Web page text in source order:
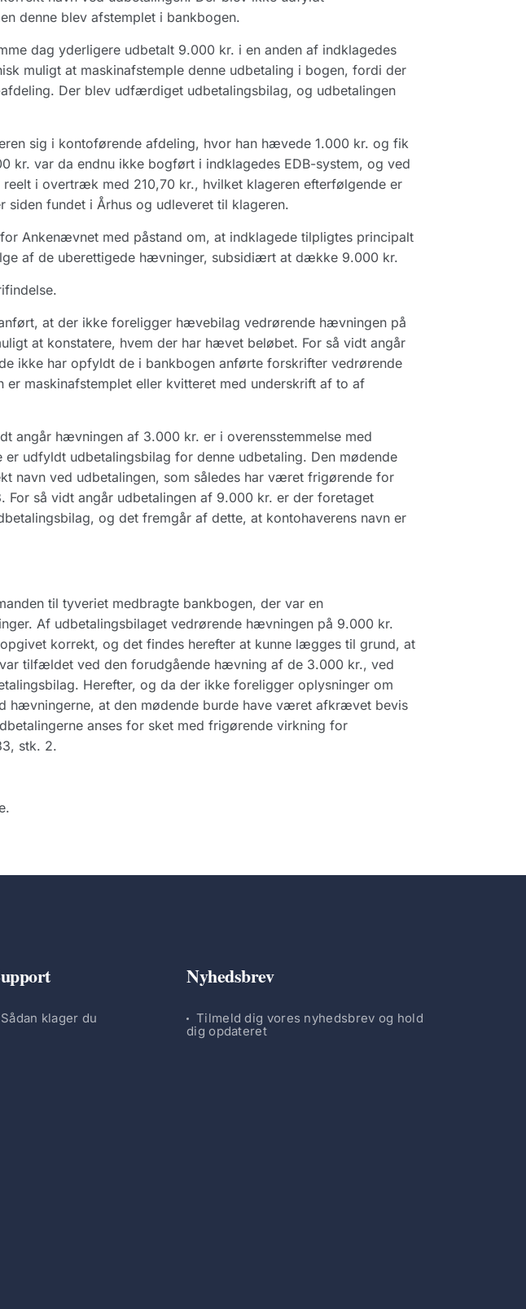
denne blev afstemplet i bankbogen.
dag yderligere udbetalt 9.000 kr. i en anden af indklagedes
muligt at maskinafstemple denne udbetaling i bogen, fordi der
Der blev udfærdiget udbetalingsbilag, og udbetalingen
sig i kontoførende afdeling, hvor han hævede 1.000 kr. og fik
kr. var da endnu ikke bogført i indklagedes EDB-system, og ved
i overtræk med 210,70 kr., hvilket klageren efterfølgende er
fundet i Århus og udleveret til klageren.
Ankenævnet med påstand om, at indklagede tilpligtes principalt
af de uberettigede hævninger, subsidiært at dække 9.000 kr.
at der ikke foreligger hævebilag vedrørende hævningen på
at konstatere, hvem der har hævet beløbet. For så vidt angår
ikke har opfyldt de i bankbogen anførte forskrifter vedrørende
maskinafstemplet eller kvitteret med underskrift af to af
angår hævningen af 3.000 kr. er i overensstemmelse med
udfyldt udbetalingsbilag for denne udbetaling. Den mødende
navn ved udbetalingen, som således har været frigørende for
så vidt angår udbetalingen af 9.000 kr. er der foretaget
og det fremgår af dette, at kontohaverens navn er
til tyveriet medbragte bankbogen, der var en
Af udbetalingsbilaget vedrørende hævningen på 9.000 kr.
korrekt, og det findes herefter at kunne lægges til grund, at
tilfældet ved den forudgående hævning af de 3.000 kr., ved
Herefter, og da der ikke foreligger oplysninger om
hævningerne, at den mødende burde have været afkrævet bevis
anses for sket med frigørende virkning for
stk. 2.
Sådan klager du
Nyhedsbrev
Tilmeld dig vores nyhedsbrev og hold
dig opdateret